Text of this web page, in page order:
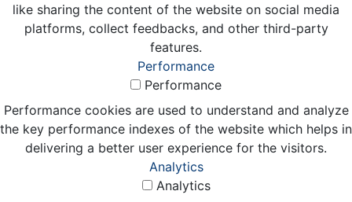
like sharing the content of the website on social media
platforms, collect feedbacks, and other third-party
features.
Performance
Performance
Performance cookies are used to understand and analyze
the key performance indexes of the website which helps in
delivering a better user experience for the visitors.
Analytics
Analytics